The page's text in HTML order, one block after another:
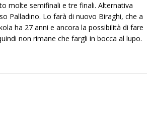
molte semifinali e tre finali. Alternativa
Palladino. Lo farà di nuovo Biraghi, che a
ha 27 anni e ancora la possibilità di fare
non rimane che fargli in bocca al lupo.